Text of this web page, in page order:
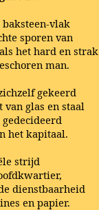
vlak
sporen van
het hard en strak
man.
gekeerd
glas en staal
het kapitaal.
strijd
dienstbaarheid
en papier.